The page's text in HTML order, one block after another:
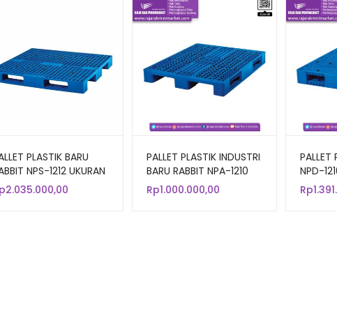
PLASTIK BARU
NPS-1212 UKURAN
CM
2.035.000,00
PALLET PLASTIK INDUSTRI
BARU RABBIT NPA-1210
UKURAN 120x100x14 CM
Rp1.000.000,00
PALLET
NPD-
Rp